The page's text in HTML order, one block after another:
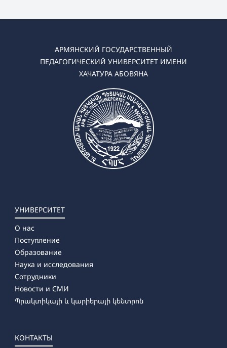
АРМЯНСКИЙ ГОСУДАРСТВЕННЫЙ
ПЕДАГОГИЧЕСКИЙ УНИВЕРСИТЕТ ИМЕНИ
ХАЧАТУРА АБОВЯНА
УНИВЕРСИТЕТ
О нас
Поступление
Образование
Наука и исследования
Сотрудники
Новости и СМИ
Պրակտիկայի և կարիերայի կենտրոն
КОНТАКТЫ